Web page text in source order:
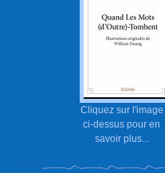
Cliquez sur l'image
ci-dessus pour en
savoir plus...